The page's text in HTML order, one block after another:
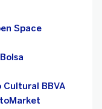
Space
Cultural BBVA